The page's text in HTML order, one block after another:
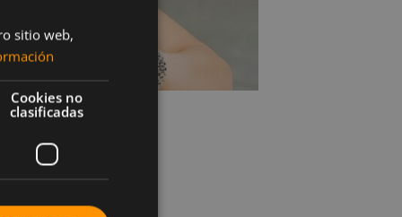
sitio web,
Cookies no
clasificadas